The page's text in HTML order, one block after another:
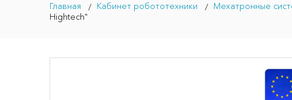
Главная Кабинет робототехники Мехатронные
Hightech"